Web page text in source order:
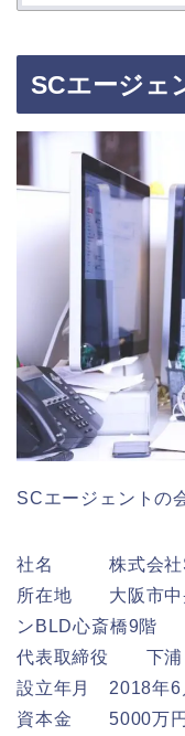
SCエージェ
SCエージェントの
社名 株式会社
所在地 大阪市中
ンBLD心斎橋9階
代表取締役
下浦
設立年月 2018年6
資本金 5000万円